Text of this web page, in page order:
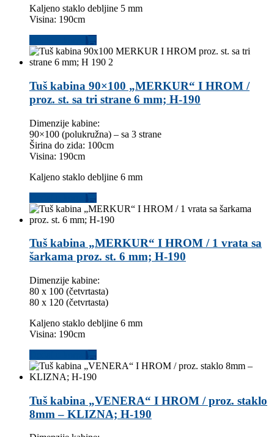
Kaljeno staklo debljine 5 mm
Visina: 190cm
Tuš kabina 90×100 „MERKUR“ I HROM /
proz. st. sa tri strane 6 mm; H-190
Dimenzije kabine:
90×100 (polukružna) – sa 3 strane
Širina do zida: 100cm
Visina: 190cm
Kaljeno staklo debljine 6 mm
Tuš kabina „MERKUR“ I HROM / 1 vrata sa
šarkama proz. st. 6 mm; H-190
Dimenzije kabine:
80 x 100 (četvrtasta)
80 x 120 (četvrtasta)
Kaljeno staklo debljine 6 mm
Visina: 190cm
Tuš kabina „VENERA“ I HROM / proz. staklo
8mm – KLIZNA; H-190